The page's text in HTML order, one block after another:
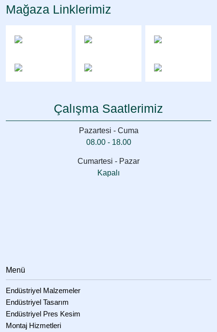
Mağaza Linklerimiz
Çalışma Saatlerimiz
Pazartesi - Cuma
08.00 - 18.00
Cumartesi - Pazar
Kapalı
Menü
Endüstriyel Malzemeler
Endüstriyel Tasarım
Endüstriyel Pres Kesim
Montaj Hizmetleri